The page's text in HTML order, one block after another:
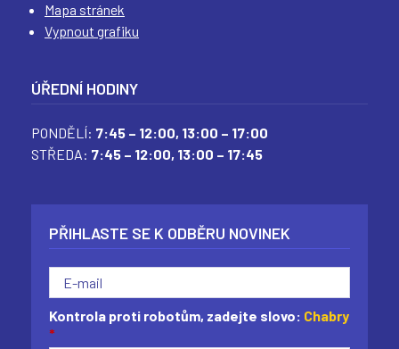
Mapa stránek
Vypnout grafiku
ÚŘEDNÍ HODINY
PONDĚLÍ: 7:45 – 12:00, 13:00 – 17:00
STŘEDA: 7:45 – 12:00, 13:00 – 17:45
PŘIHLASTE SE K ODBĚRU NOVINEK
Kontrola proti robotům, zadejte slovo: Chabry
*